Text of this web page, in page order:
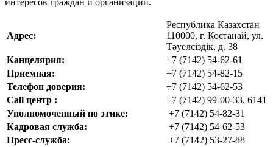
Адрес:
Республика Казахстан
110000, г. Костанай, ул.
Тәуелсіздік, д. 38
Канцелярия:
+7 (7142) 54-62-61
Приемная:
+7 (7142) 54-82-15
Телефон доверия:
+7 (7142) 54-62-53
Call центр :
+7 (7142) 99-00-33, 6141
Уполномоченный по этике:
+7 (7142) 54-82-31
Кадровая служба:
+7 (7142) 54-62-53
Пресс-служба:
+7 (7142) 53-27-88